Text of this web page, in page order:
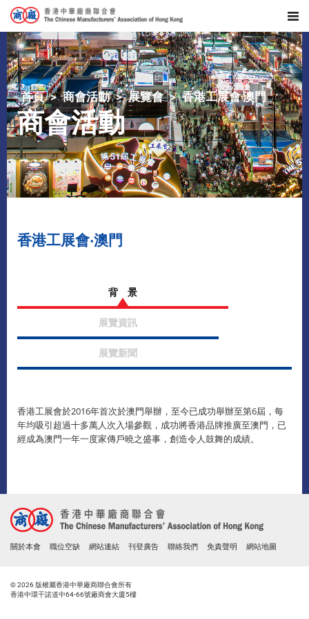
首頁 商會活動 展覽會 香港工展會‧澳門
商會活動
香港工展會‧澳門
背 景
展覽資訊
展覽新聞
香港工展會於2016年首次於澳門舉辦，至今已成功舉辦至第6屆，每
年均吸引超過十多萬人次入場參觀，成功將香港品牌推廣至澳門，已
經成為澳門一年一度家傳戶曉之盛事，創造令人鼓舞的成績。
關於本會 職位空缺 網站連結 刊登廣告 聯絡我們 免責聲明 網站地圖
© 2026 版權屬香港中華廠商聯合會所有
香港中環干諾道中64-66號廠商會大廈5樓